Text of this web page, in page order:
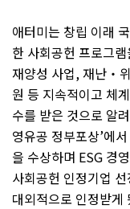
애터미는 창립 이래
한 사회공헌 프로그
재양성 사업, 재난 ‧
원 등 지속적이고 체
수를 받은 것으로 알
영유공 정부포상’에
을 수상하며 ESG 경
사회공헌 인정기업
대외적으로 인정받게